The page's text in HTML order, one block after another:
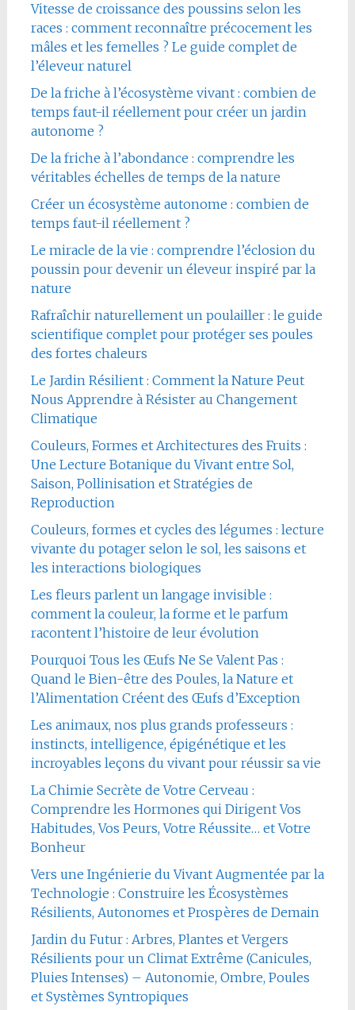
Vitesse de croissance des poussins selon les
races : comment reconnaître précocement les
mâles et les femelles ? Le guide complet de
l’éleveur naturel
De la friche à l’écosystème vivant : combien de
temps faut-il réellement pour créer un jardin
autonome ?
De la friche à l’abondance : comprendre les
véritables échelles de temps de la nature
Créer un écosystème autonome : combien de
temps faut-il réellement ?
Le miracle de la vie : comprendre l’éclosion du
poussin pour devenir un éleveur inspiré par la
nature
Rafraîchir naturellement un poulailler : le guide
scientifique complet pour protéger ses poules
des fortes chaleurs
Le Jardin Résilient : Comment la Nature Peut
Nous Apprendre à Résister au Changement
Climatique
Couleurs, Formes et Architectures des Fruits :
Une Lecture Botanique du Vivant entre Sol,
Saison, Pollinisation et Stratégies de
Reproduction
Couleurs, formes et cycles des légumes : lecture
vivante du potager selon le sol, les saisons et
les interactions biologiques
Les fleurs parlent un langage invisible :
comment la couleur, la forme et le parfum
racontent l’histoire de leur évolution
Pourquoi Tous les Œufs Ne Se Valent Pas :
Quand le Bien-être des Poules, la Nature et
l’Alimentation Créent des Œufs d’Exception
Les animaux, nos plus grands professeurs :
instincts, intelligence, épigénétique et les
incroyables leçons du vivant pour réussir sa vie
La Chimie Secrète de Votre Cerveau :
Comprendre les Hormones qui Dirigent Vos
Habitudes, Vos Peurs, Votre Réussite… et Votre
Bonheur
Vers une Ingénierie du Vivant Augmentée par la
Technologie : Construire les Écosystèmes
Résilients, Autonomes et Prospères de Demain
Jardin du Futur : Arbres, Plantes et Vergers
Résilients pour un Climat Extrême (Canicules,
Pluies Intenses) – Autonomie, Ombre, Poules
et Systèmes Syntropiques